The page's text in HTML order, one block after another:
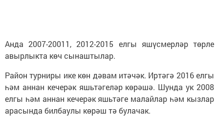
Анда 2007-20011, 2012-2015 елгы яшүсмерләр төрле
авырлыкта көч сынаштылар.
Район турниры ике көн дәвам итәчәк. Иртәгә 2016 елгы
һәм аннан кечерәк яшьтәгеләр көрәшә. Шунда ук 2008
елгы һәм аннан кечерәк яшьтәге малайлар һәм кызлар
арасында билбаулы көрәш тә булачак.